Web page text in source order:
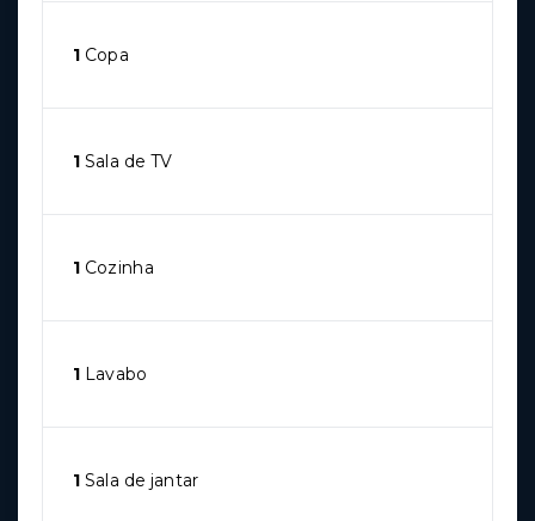
1 Copa
1 Sala de TV
1 Cozinha
1 Lavabo
1 Sala de jantar